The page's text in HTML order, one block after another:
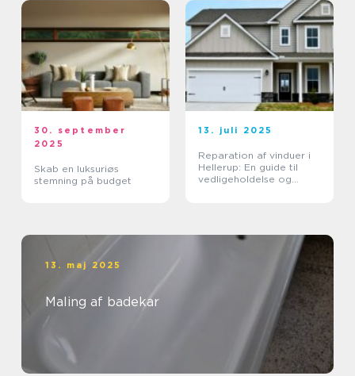
30. september
2025
Skab en luksuriøs
stemning på budget
13. juli 2025
Reparation af vinduer i
Hellerup: En guide til
vedligeholdelse og
13. maj 2025
Maling af badekar